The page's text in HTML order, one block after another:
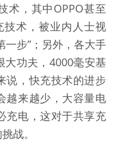
术，其中OPPO甚至
技术，被业内人士视
一步”；另外，各大手
大功夫，4000毫安基
说，快充技术的进步
越来越少，大容量电
充电，这对于共享充
战。